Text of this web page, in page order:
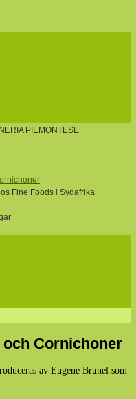
PIEMONTESE
Fine Foods i Sydafrika
Cornichoner
av Eugene Brunel som